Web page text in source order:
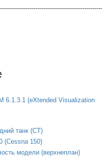
6.1.3.1 (eXtended Visualization
танк (СТ)
(Cessna 150)
модели (верхнеплан)